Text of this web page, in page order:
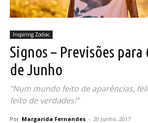
Inspiring Zodiac
Signos – Previsões para
de Junho
"Num mundo feito de aparências,
feito de verdades!"
Por Margarida Fernandes - 20 Junho, 2017